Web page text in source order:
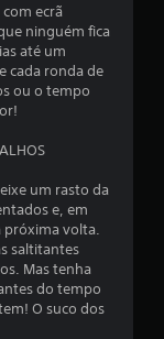
u
m
t
t
a
l
d
ecrã
ninguém fica
até um
cada ronda de
ou o tempo
um rasto da
e, em
próxima volta.
saltitantes
Mas tenha
do tempo
O suco dos